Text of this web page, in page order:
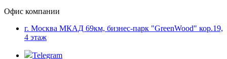
Офис компании
г. Москва МКАД 69км, бизнес-парк "GreenWood" кор.19,
4 этаж
Telegram